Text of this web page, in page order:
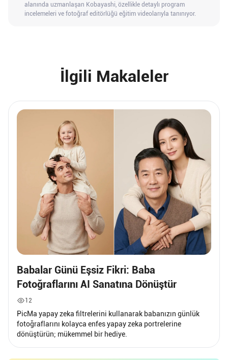
alanında uzmanlaşan Kobayashi, özellikle detaylı program
incelemeleri ve fotoğraf editörlüğü eğitim videolarıyla tanınıyor.
İlgili Makaleler
Babalar Günü Eşsiz Fikri: Baba
Fotoğraflarını AI Sanatına Dönüştür
12
PicMa yapay zeka filtrelerini kullanarak babanızın günlük
fotoğraflarını kolayca enfes yapay zeka portrelerine
dönüştürün; mükemmel bir hediye.